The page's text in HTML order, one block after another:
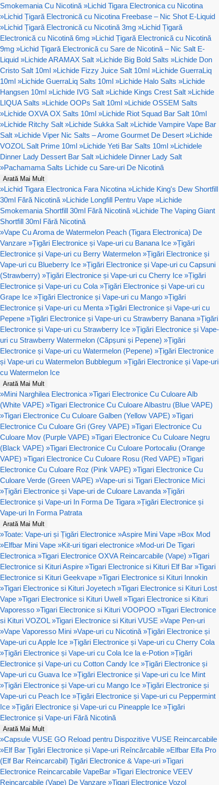
Smokemania Cu Nicotină »Lichid Tigara Electronica cu Nicotina
»Lichid Țigară Electronică cu Nicotina Freebase – Nic Shot E-Liquid
»Lichid Țigară Electronică cu Nicotină 3mg »Lichid Țigară
Electronică cu Nicotină 6mg »Lichid Țigară Electronică cu Nicotină
9mg »Lichid Țigară Electronică cu Sare de Nicotină – Nic Salt E-
Liquid »Lichide ARAMAX Salt »Lichide Big Bold Salts »Lichide Don
Cristo Salt 10ml »Lichide Fizzy Juice Salt 10ml »Lichide GuerraLiq
10ml »Lichide GuerraLiq Salts 10ml »Lichide Halo Salts »Lichide
Hangsen 10ml »Lichide IVG Salt »Lichide Kings Crest Salt »Lichide
LIQUA Salts »Lichide OOPs Salt 10ml »Lichide OSSEM Salts
»Lichide OXVA OX Salts 10ml »Lichide Riot Squad Bar Salt 10ml
»Lichide Ritchy Salt »Lichide Sukka Salt »Lichide Vampire Vape Bar
Salt »Lichide Viper Nic Salts – Arome Gourmet De Desert »Lichide
VOZOL Salt Prime 10ml »Lichide Yeti Bar Salts 10ml »Lichidele
Dinner Lady Dessert Bar Salt »Lichidele Dinner Lady Salt
»Pachamama Salts Lichide cu Sare-uri De Nicotină
Arată Mai Mult
»Lichid Tigara Electronica Fara Nicotina »Lichide King's Dew Shortfill
30ml Fără Nicotină »Lichide Longfill Pentru Vape »Lichide
Smokemania Shortfill 30ml Fără Nicotină »Lichide The Vaping Giant
Shortfill 30ml Fără Nicotină
»Vape Cu Aroma de Watermelon Peach (Tigara Electronica) De
Vanzare »Țigări Electronice și Vape-uri cu Banana Ice »Țigări
Electronice și Vape-uri cu Berry Watermelon »Țigări Electronice și
Vape-uri cu Blueberry Ice »Țigări Electronice și Vape-uri cu Capsuni
(Strawberry) »Țigări Electronice și Vape-uri cu Cherry Ice »Țigări
Electronice și Vape-uri cu Cola »Țigări Electronice și Vape-uri cu
Grape Ice »Țigări Electronice și Vape-uri cu Mango »Țigări
Electronice și Vape-uri cu Menta »Țigări Electronice și Vape-uri cu
Pepene »Țigări Electronice și Vape-uri cu Strawberry Banana »Țigări
Electronice și Vape-uri cu Strawberry Ice »Țigări Electronice și Vape-
uri cu Strawberry Watermelon (Căpșuni și Pepene) »Țigări
Electronice și Vape-uri cu Watermelon (Pepene) »Țigări Electronice
și Vape-uri cu Watermelon Bubblegum »Țigări Electronice și Vape-uri
cu Watermelon Ice
Arată Mai Mult
»Mini Narghilea Electronica »Tigari Electronice Cu Culoare Alb
(White VAPE) »Tigari Electronice Cu Culoare Albastru (Blue VAPE)
»Tigari Electronice Cu Culoare Galben (Yellow VAPE) »Tigari
Electronice Cu Culoare Gri (Grey VAPE) »Tigari Electronice Cu
Culoare Mov (Purple VAPE) »Tigari Electronice Cu Culoare Negru
(Black VAPE) »Tigari Electronice Cu Culoare Portocaliu (Orange
VAPE) »Tigari Electronice Cu Culoare Rosu (Red VAPE) »Tigari
Electronice Cu Culoare Roz (Pink VAPE) »Tigari Electronice Cu
Culoare Verde (Green VAPE) »Vape-uri si Tigari Electronice Mici
»Țigări Electronice și Vape-uri de Culoare Lavanda »Țigări
Electronice și Vape-uri In Forma De Tigara »Țigări Electronice și
Vape-uri In Forma Patrata
Arată Mai Mult
»Toate: Vape-uri și Țigări Electronice »Aspire Mini Vape »Box Mod
»Elfbar Mini Vape »Kit-uri tigari electronice »Mod-uri De Tigari
Electronica »Tigari Electronice OXVA Reincarcabile (Vape) »Tigari
Electronice si Kituri Aspire »Tigari Electronice si Kituri Elf Bar »Tigari
Electronice si Kituri Geekvape »Tigari Electronice si Kituri Innokin
»Tigari Electronice si Kituri Joyetech »Tigari Electronice si Kituri Lost
Vape »Tigari Electronice si Kituri Uwell »Tigari Electronice si Kituri
Vaporesso »Tigari Electronice si Kituri VOOPOO »Tigari Electronice
si Kituri VOZOL »Tigari Electronice si Kituri VUSE »Vape Pen-uri
»Vape Vaporesso Mini »Vape-uri cu Nicotină »Țigări Electronice și
Vape-uri cu Apple Ice »Țigări Electronice și Vape-uri cu Cherry Cola
»Țigări Electronice și Vape-uri cu Cola Ice la e-Potion »Țigări
Electronice și Vape-uri cu Cotton Candy Ice »Țigări Electronice și
Vape-uri cu Guava Ice »Țigări Electronice și Vape-uri cu Ice Mint
»Țigări Electronice și Vape-uri cu Mango Ice »Țigări Electronice și
Vape-uri cu Peach Ice »Țigări Electronice și Vape-uri cu Peppermint
Ice »Țigări Electronice și Vape-uri cu Pineapple Ice »Țigări
Electronice și Vape-uri Fără Nicotină
Arată Mai Mult
»Capsule VUSE GO Reload pentru Dispozitive VUSE Reincarcabile
»Elf Bar Țigări Electronice și Vape-uri Reîncărcabile »Elfbar Elfa Pro
(Elf Bar Reincarcabil) Țigări Electronice & Vape-uri »Tigari
Electronice Reincarcabile VapeBar »Tigari Electronice VEEV
Reincarcabile (Vape) De Vanzare »Tigari Electronice Vozol